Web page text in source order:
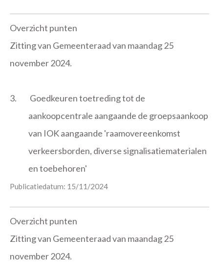
Overzicht punten
Zitting van Gemeenteraad van maandag 25
november 2024.
3.
Goedkeuren toetreding tot de
aankoopcentrale aangaande de groepsaankoop
van IOK aangaande 'raamovereenkomst
verkeersborden, diverse signalisatiematerialen
en toebehoren'
Publicatiedatum: 15/11/2024
Overzicht punten
Zitting van Gemeenteraad van maandag 25
november 2024.